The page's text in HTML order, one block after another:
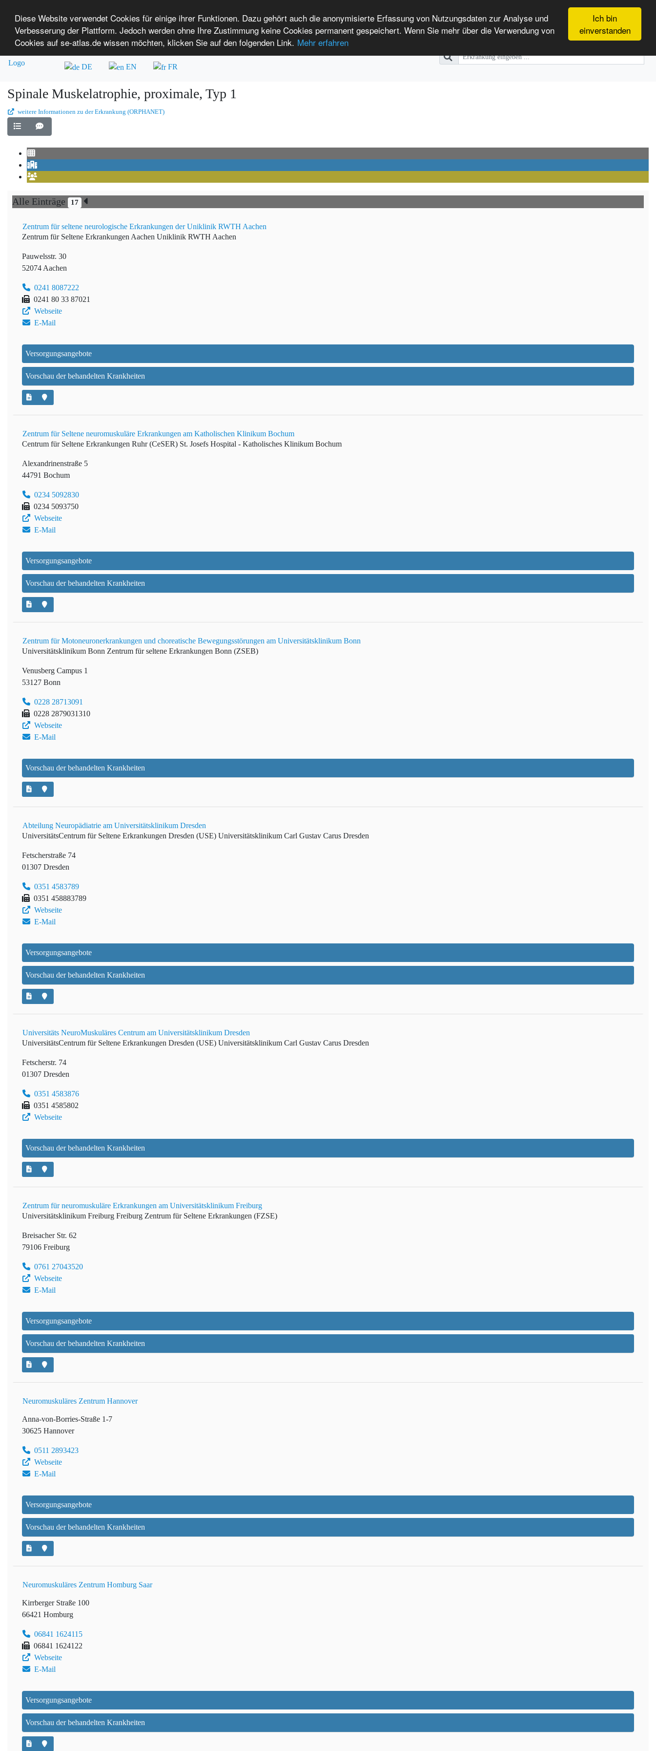
Ich bin
einverstanden
Diese Website verwendet Cookies für einige ihrer Funktionen. Dazu gehört auch die anonymisierte Erfassung von Nutzungsdaten zur Analyse und
Verbesserung der Plattform. Jedoch werden ohne Ihre Zustimmung keine Cookies permanent gespeichert. Wenn Sie mehr über die Verwendung von
Cookies auf se-atlas.de wissen möchten, klicken Sie auf den folgenden Link. Mehr erfahren
SE-ATLAS
Versorgungsatlas für Menschen mit seltenen Erkrankungen
Überblick über Einrichtungen Über uns Anmelden Leichte Sprache International Patients
DE EN FR
Spinale Muskelatrophie, proximale, Typ 1
weitere Informationen zu der Erkrankung (ORPHANET)
Alle Einträge 17
Zentrum für seltene neurologische Erkrankungen der Uniklinik RWTH Aachen
Zentrum für Seltene Erkrankungen Aachen Uniklinik RWTH Aachen
Pauwelsstr. 30
52074 Aachen
0241 8087222
0241 80 33 87021
Webseite
E-Mail
Versorgungsangebote
Vorschau der behandelten Krankheiten
Zentrum für Seltene neuromuskuläre Erkrankungen am Katholischen Klinikum Bochum
Centrum für Seltene Erkrankungen Ruhr (CeSER) St. Josefs Hospital - Katholisches Klinikum Bochum
Alexandrinenstraße 5
44791 Bochum
0234 5092830
0234 5093750
Webseite
E-Mail
Versorgungsangebote
Vorschau der behandelten Krankheiten
Zentrum für Motoneuronerkrankungen und choreatische Bewegungsstörungen am Universitätsklinikum Bonn
Universitätsklinikum Bonn Zentrum für seltene Erkrankungen Bonn (ZSEB)
Venusberg Campus 1
53127 Bonn
0228 28713091
0228 2879031310
Webseite
E-Mail
Vorschau der behandelten Krankheiten
Abteilung Neuropädiatrie am Universitätsklinikum Dresden
UniversitätsCentrum für Seltene Erkrankungen Dresden (USE) Universitätsklinikum Carl Gustav Carus Dresden
Fetscherstraße 74
01307 Dresden
0351 4583789
0351 458883789
Webseite
E-Mail
Versorgungsangebote
Vorschau der behandelten Krankheiten
Universitäts NeuroMuskuläres Centrum am Universitätsklinikum Dresden
UniversitätsCentrum für Seltene Erkrankungen Dresden (USE) Universitätsklinikum Carl Gustav Carus Dresden
Fetscherstr. 74
01307 Dresden
0351 4583876
0351 4585802
Webseite
Vorschau der behandelten Krankheiten
Zentrum für neuromuskuläre Erkrankungen am Universitätsklinikum Freiburg
Universitätsklinikum Freiburg Freiburg Zentrum für Seltene Erkrankungen (FZSE)
Breisacher Str. 62
79106 Freiburg
0761 27043520
Webseite
E-Mail
Versorgungsangebote
Vorschau der behandelten Krankheiten
Neuromuskuläres Zentrum Hannover
Anna-von-Borries-Straße 1-7
30625 Hannover
0511 2893423
Webseite
E-Mail
Versorgungsangebote
Vorschau der behandelten Krankheiten
Neuromuskuläres Zentrum Homburg Saar
Kirrberger Straße 100
66421 Homburg
06841 1624115
06841 1624122
Webseite
E-Mail
Versorgungsangebote
Vorschau der behandelten Krankheiten